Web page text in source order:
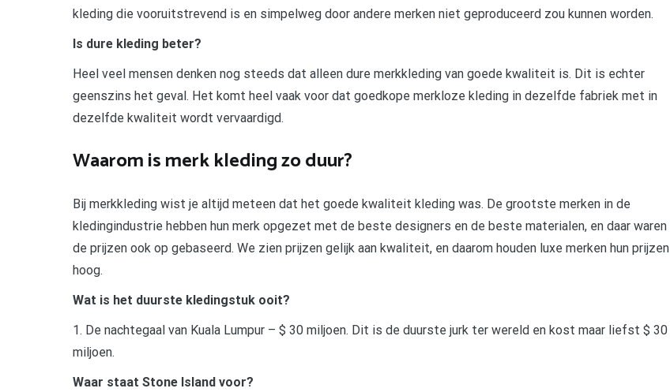
kleding die vooruitstrevend is en simpelweg door andere merken niet geproduceerd zou kunnen worden.
Is dure kleding beter?
Heel veel mensen denken nog steeds dat alleen dure merkkleding van goede kwaliteit is. Dit is echter
geenszins het geval. Het komt heel vaak voor dat goedkope merkloze kleding in dezelfde fabriek met in
dezelfde kwaliteit wordt vervaardigd.
Waarom is merk kleding zo duur?
Bij merkkleding wist je altijd meteen dat het goede kwaliteit kleding was. De grootste merken in de
kledingindustrie hebben hun merk opgezet met de beste designers en de beste materialen, en daar waren
de prijzen ook op gebaseerd. We zien prijzen gelijk aan kwaliteit, en daarom houden luxe merken hun prijzen
hoog.
Wat is het duurste kledingstuk ooit?
1. De nachtegaal van Kuala Lumpur – $ 30 miljoen. Dit is de duurste jurk ter wereld en kost maar liefst $ 30
miljoen.
Waar staat Stone Island voor?